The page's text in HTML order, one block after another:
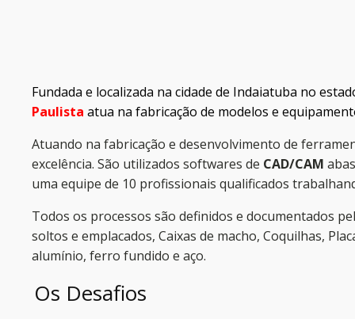
Fundada e localizada na cidade de Indaiatuba no
Paulista atua na fabricação de modelos e
Atuando na fabricação e desenvolvimento de
excelência. São utilizados softwares de CAD/CAM
uma equipe de 10 profissionais qualificados
Todos os processos são definidos e documentados
soltos e emplacados, Caixas de macho, Coquilhas,
alumínio, ferro fundido e aço.
Os Desafios